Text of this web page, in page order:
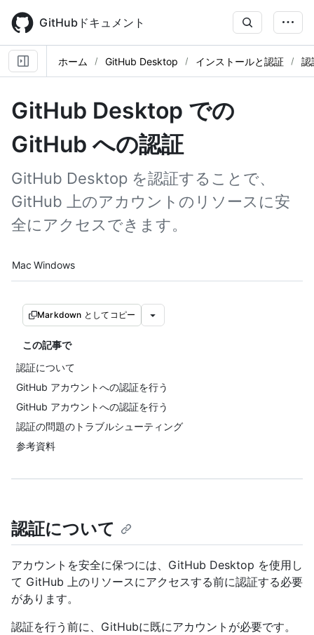
main
content
GitHubドキュメント
ホーム GitHub Desktop インストールと認証 認
GitHub Desktop での
GitHub への認証
GitHub Desktop を認証することで、
GitHub 上のアカウントのリソースに安
全にアクセスできます。
Platform navigation
Mac Windows
Markdown としてコピー
この記事で
認証について
GitHub アカウントへの認証を行う
GitHub アカウントへの認証を行う
認証の問題のトラブルシューティング
参考資料
認証について
アカウントを安全に保つには、GitHub Desktop を使用し
て GitHub 上のリソースにアクセスする前に認証する必要
があります。
認証を行う前に、GitHubに既にアカウントが必要です。